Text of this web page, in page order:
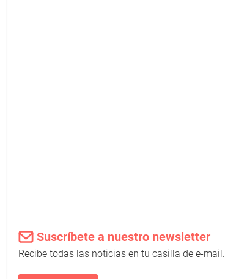
Suscríbete a nuestro newsletter
Recibe todas las noticias en tu casilla de e-mail.